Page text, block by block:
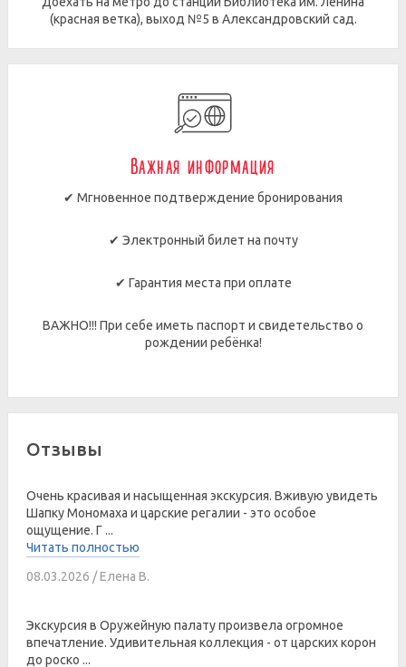
(красная ветка), выход №5 в Александровский сад.
Важная информация
✔ Мгновенное подтверждение бронирования
✔ Электронный билет на почту
✔ Гарантия места при оплате
ВАЖНО!!! При себе иметь паспорт и свидетельство о
рождении ребёнка!
Отзывы
Очень красивая и насыщенная экскурсия. Вживую увидеть
Шапку Мономаха и царские регалии - это особое
ощущение. Г ...
Читать полностью
08.03.2026 / Елена В.
Экскурсия в Оружейную палату произвела огромное
впечатление. Удивительная коллекция - от царских корон
до роско ...